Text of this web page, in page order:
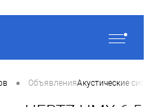
• ОбъявленияАкустические